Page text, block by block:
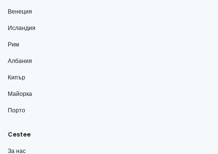
Венеция
Исландия
Рим
Албания
Кипър
Майорка
Порто
Cestee
За нас